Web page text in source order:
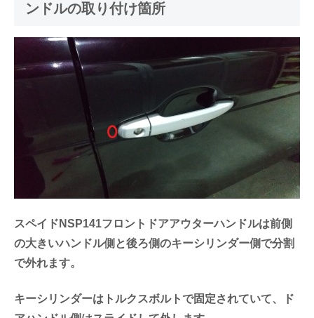
ンドルの取り付け箇所
スペイドNSP141フロントドアアウターハンドルは前側
の大きいハンドル側と後ろ側のキーシリンダー側で分割
で外れます。
キーシリンダーはトルクスボルトで固定されていて、ド